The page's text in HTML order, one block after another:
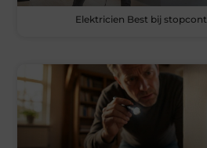
Elektricien Best bij